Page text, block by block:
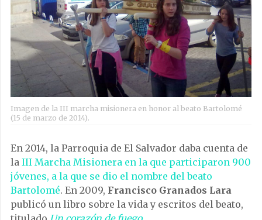
Imagen de la III marcha misionera en honor al beato Bartolomé
(15 de marzo de 2014).
En 2014, la Parroquia de El Salvador daba cuenta de
la III Marcha Misionera en la que participaron 900
jóvenes, a la que se dio el nombre del beato
Bartolomé. En 2009, Francisco Granados Lara
publicó un libro sobre la vida y escritos del beato,